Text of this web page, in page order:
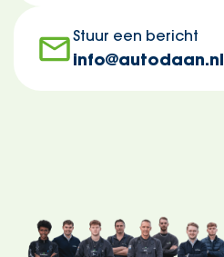
Stuur een bericht
info@autodaan.nl